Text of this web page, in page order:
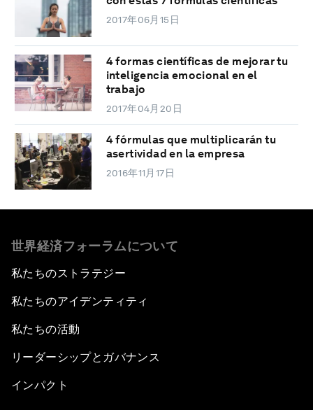
2017年06月15日
4 formas científicas de mejorar tu
inteligencia emocional en el
trabajo
2017年04月20日
4 fórmulas que multiplicarán tu
asertividad en la empresa
2016年11月17日
世界経済フォーラムについて
私たちのストラテジー
私たちのアイデンティティ
私たちの活動
リーダーシップとガバナンス
インパクト